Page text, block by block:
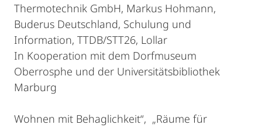
Thermotechnik GmbH, Markus Hohmann,
Buderus Deutschland, Schulung und
Information, TTDB/STT26, Lollar
In Kooperation mit dem Dorfmuseum
Oberrosphe und der Universitätsbibliothek
Marburg
Wohnen mit Behaglichkeit“, „Räume für